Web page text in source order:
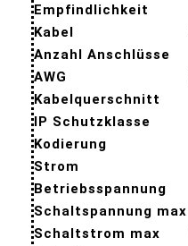
Empfindlichkeit
Kabel
Anzahl Anschlüsse
AWG
Kabelquerschnitt
IP Schutzklasse
Kodierung
Strom
Betriebsspannung
Schaltspannung max
Schaltstrom max